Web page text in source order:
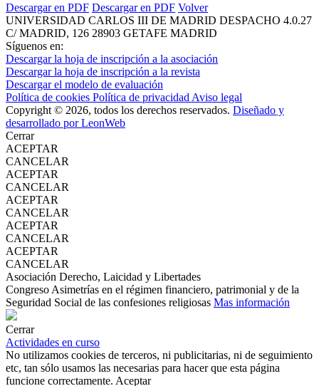
Descargar en PDF Descargar en PDF Volver
UNIVERSIDAD CARLOS III DE MADRID DESPACHO 4.0.27
C/ MADRID, 126 28903 GETAFE MADRID
Síguenos en:
Descargar la hoja de inscripción a la asociación
Descargar la hoja de inscripción a la revista
Descargar el modelo de evaluación
Política de cookies Política de privacidad Aviso legal
Copyright © 2026, todos los derechos reservados. Diseñado y
desarrollado por LeonWeb
Cerrar
ACEPTAR
CANCELAR
ACEPTAR
CANCELAR
ACEPTAR
CANCELAR
ACEPTAR
CANCELAR
ACEPTAR
CANCELAR
Asociación Derecho, Laicidad y Libertades
Congreso Asimetrías en el régimen financiero, patrimonial y de la
Seguridad Social de las confesiones religiosas Mas información
Cerrar
Actividades en curso
No utilizamos cookies de terceros, ni publicitarias, ni de seguimiento
etc, tan sólo usamos las necesarias para hacer que esta página
funcione correctamente. Aceptar